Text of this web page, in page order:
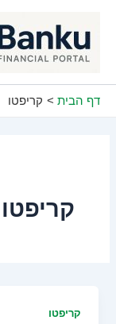
דף הבית קריפטו
קריפטו
קריפטו